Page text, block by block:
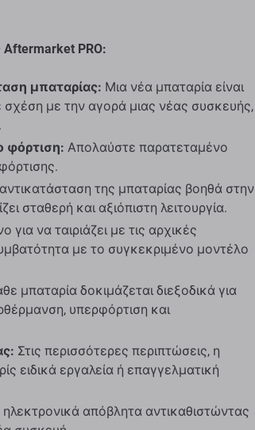
PRO:
μπαταρίας: Μια νέα μπαταρία είναι
σχέση με την αγορά μιας νέας συσκευής,
φόρτιση: Απολαύστε παρατεταμένο
της μπαταρίας βοηθά στην
σταθερή και αξιόπιστη λειτουργία.
για να ταιριάζει με τις αρχικές
με το συγκεκριμένο μοντέλο
μπαταρία δοκιμάζεται διεξοδικά για
υπερφόρτιση και
Στις περισσότερες περιπτώσεις, η
ειδικά εργαλεία ή επαγγελματική
απόβλητα αντικαθιστώντας